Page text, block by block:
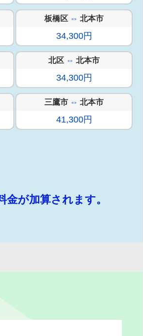
板橋区 ⇔ 北本市
34,300円
北区 ⇔ 北本市
34,300円
三鷹市 ⇔ 北本市
41,300円
が加算されます。